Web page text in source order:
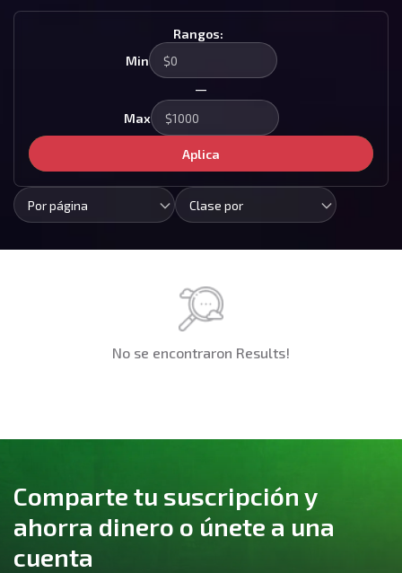
Rangos:
Min
—
Max
Aplica
Por página Clase por
No se encontraron Results!
Comparte tu suscripción y
ahorra dinero o únete a una
cuenta